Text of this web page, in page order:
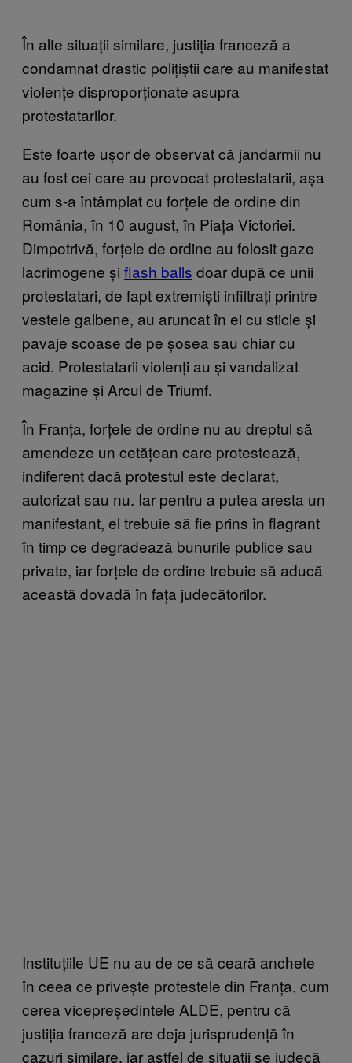
În alte situații similare, justiția franceză a
condamnat drastic polițiștii care au manifestat
violențe disproporționate asupra
protestatarilor.
Este foarte ușor de observat că jandarmii nu
au fost cei care au provocat protestatarii, așa
cum s-a întâmplat cu forțele de ordine din
România, în 10 august, în Piața Victoriei.
Dimpotrivă, forțele de ordine au folosit gaze
lacrimogene și flash balls doar după ce unii
protestatari, de fapt extremiști infiltrați printre
vestele galbene, au aruncat în ei cu sticle și
pavaje scoase de pe șosea sau chiar cu
acid. Protestatarii violenți au și vandalizat
magazine și Arcul de Triumf.
În Franța, forțele de ordine nu au dreptul să
amendeze un cetățean care protestează,
indiferent dacă protestul este declarat,
autorizat sau nu. Iar pentru a putea aresta un
manifestant, el trebuie să fie prins în flagrant
în timp ce degradează bunurile publice sau
private, iar forțele de ordine trebuie să aducă
această dovadă în fața judecătorilor.
Instituțiile UE nu au de ce să ceară anchete
în ceea ce privește protestele din Franța, cum
cerea vicepreședintele ALDE, pentru că
justiția franceză are deja jurisprudență în
cazuri similare, iar astfel de situații se judecă